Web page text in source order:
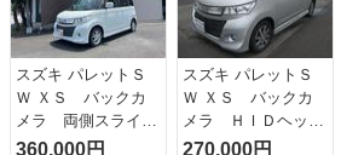
スズキ パレットＳ
Ｗ ＸＳ バックカ
メラ 両側スライ
ド・片側電動 オー
360,000円
スズキ パレットＳ
Ｗ ＸＳ バックカ
メラ ＨＩＤヘッド
ライト プッシュス
270,000円